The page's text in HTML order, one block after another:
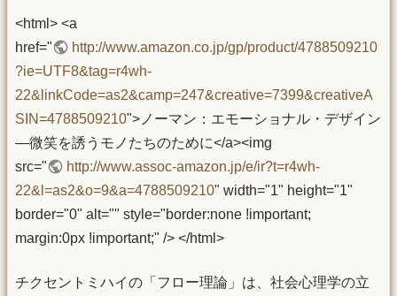
<html> <a
href="
http://www.amazon.co.jp/gp/product/4788509210
?ie=UTF8&tag=r4wh-
22&linkCode=as2&camp=247&creative=7399&creativeA
SIN=4788509210">ノーマン：エモーショナル・デザイン
―微笑を誘うモノたちのために</a><img
src="
http://www.assoc-amazon.jp/e/ir?t=r4wh-
22&l=as2&o=9&a=4788509210" width="1" height="1"
border="0" alt="" style="border:none !important;
margin:0px !important;" /> </html>
チクセントミハイの「フロー理論」は、社会心理学の立